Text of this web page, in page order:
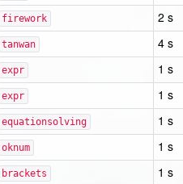
firework 2 s
tanwan 4 s
expr 1 s
expr 1 s
equationsolving 1 s
oknum 1 s
brackets 1 s